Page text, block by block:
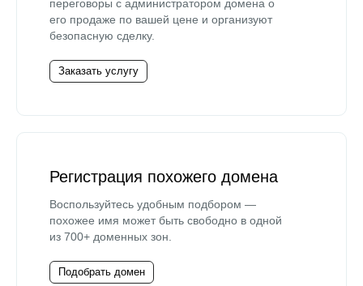
переговоры с администратором домена о
его продаже по вашей цене и организуют
безопасную сделку.
Заказать услугу
Регистрация похожего домена
Воспользуйтесь удобным подбором —
похожее имя может быть свободно в одной
из 700+ доменных зон.
Подобрать домен